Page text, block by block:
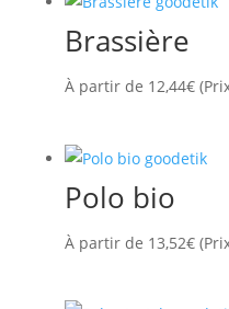
Brassière
À partir de 12,44€
Polo bio
À partir de 13,52€